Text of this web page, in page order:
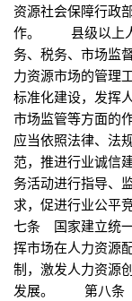
资源社会保障行政
作。 县级以上人
务、税务、市场监
力资源市场的管
标准化建设，发挥
市场监管等方面
应当依照法律、法
范，推进行业诚信
务活动进行指导、
求，促进行业公
七条 国家建立统
挥市场在人力资源
制，激发人力资源
发展。 第八条 国